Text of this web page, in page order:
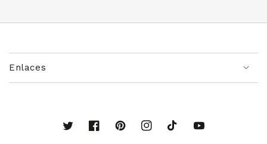
Enlaces
TwitterFacebookPinterestInstagramTikTok YouTube